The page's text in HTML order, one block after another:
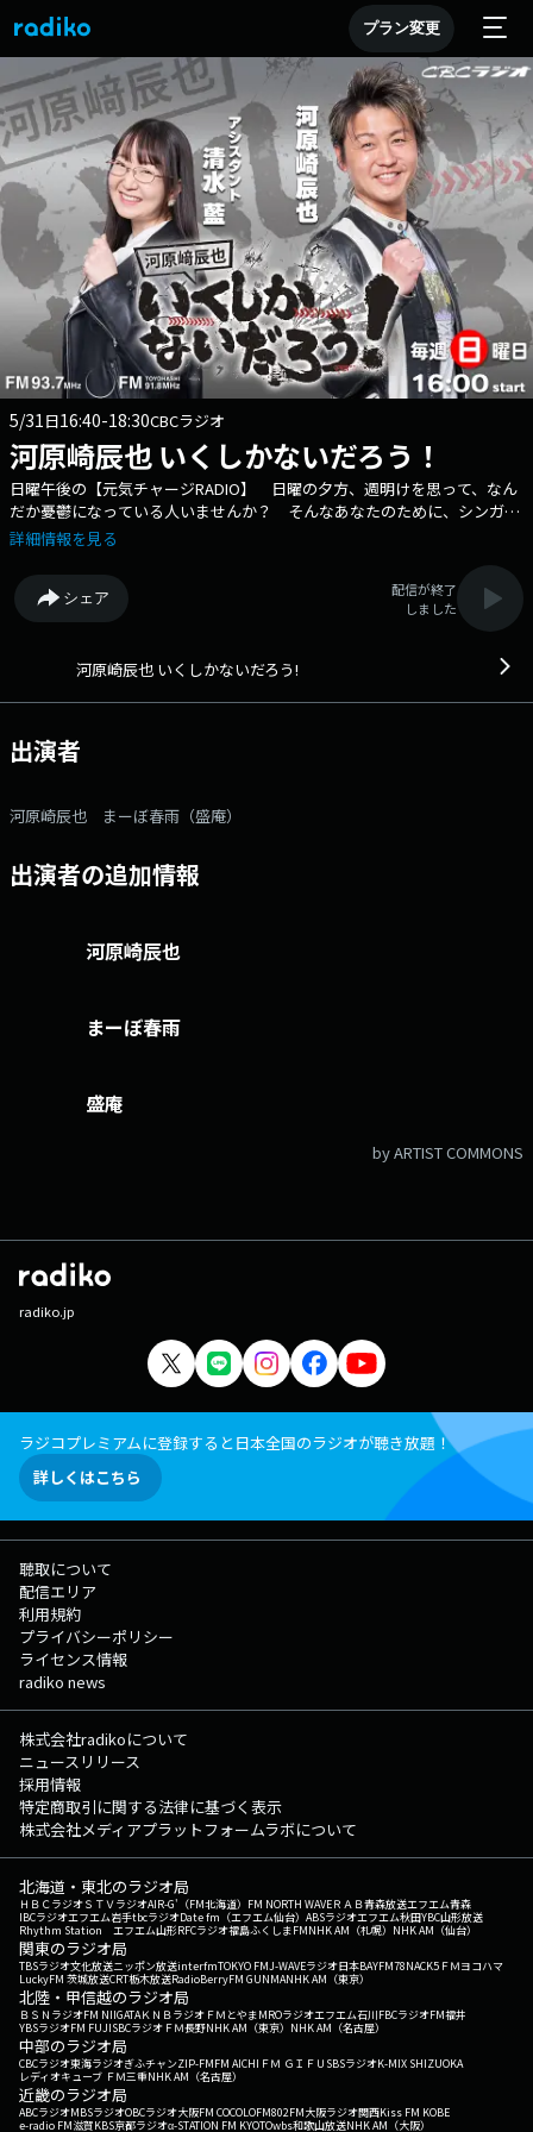
プラン変更
5/31 日16:40-18:30CBCラジオ
河原崎辰也 いくしかないだろう！
日曜午後の【元気チャージRADIO】 日曜の夕方、週明けを思って、なん
だか憂鬱になっている人いませんか？ そんなあなたのために、シンガー
ソングライター河原崎辰也が、笑いと熱さと情報と、そして心地よい音楽
せぬ河原崎辰也の熱いトークでスッキリし、元気一番！あなたの元気をチ
ャージします！！ 番組を聞いて、週明けいっしょに絶好調でスタートダ
ッシュしましょう！ ※野球中継延長の場合、放送時間の変更または休
ら 番組「X」アカウントはこちら 番組へのおたよりは こちら FAXは
詳細情報を見る
シェア
配信が終了
しました
河原崎辰也 いくしかないだろう!
出演者
河原崎辰也 まーぼ春雨（盛庵）
出演者の追加情報
河原崎辰也
まーぼ春雨
盛庵
by ARTIST COMMONS
radiko.jp
ラジコプレミアムに登録すると日本全国のラジオが聴き放題！
詳しくはこちら
聴取について
配信エリア
利用規約
プライバシーポリシー
ライセンス情報
radiko news
株式会社radikoについて
ニュースリリース
採用情報
特定商取引に関する法律に基づく表示
株式会社メディアプラットフォームラボについて
北海道・東北のラジオ局
ＨＢＣラジオＳＴＶラジオAIR-G'（FM北海道） FM NORTH WAVEＲＡＢ青森放送エフエム青森
IBCラジオエフエム岩手tbcラジオDate fm（エフエム仙台） ABSラジオエフエム秋田YBC山形放送
Rhythm Station エフエム山形RFCラジオ福島ふくしまFMNHK AM（札幌） NHK AM（仙台）
関東のラジオ局
TBSラジオ文化放送ニッポン放送interfmTOKYO FMJ-WAVEラジオ日本BAYFM78NACK5 ＦＭヨコハマ
LuckyFM 茨城放送CRT栃木放送RadioBerryFM GUNMANHK AM（東京）
北陸・甲信越のラジオ局
ＢＳＮラジオFM NIIGATAＫＮＢラジオ ＦＭとやまMROラジオエフエム石川FBCラジオFM福井
YBSラジオFM FUJISBCラジオ ＦＭ長野NHK AM（東京） NHK AM（名古屋）
中部のラジオ局
CBCラジオ東海ラジオぎふチャンZIP-FMFM AICHI ＦＭ ＧＩＦＵ SBSラジオK-MIX SHIZUOKA
レディオキューブ ＦＭ三重NHK AM（名古屋）
近畿のラジオ局
ABCラジオMBSラジオOBCラジオ大阪FM COCOLOFM802FM大阪ラジオ関西Kiss FM KOBE
e-radio FM滋賀KBS京都ラジオα-STATION FM KYOTOwbs和歌山放送NHK AM（大阪）